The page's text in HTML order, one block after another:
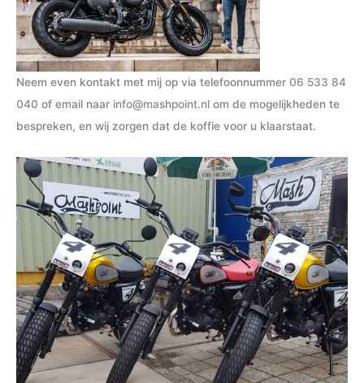
Neem even kontakt met mij op via telefoonnummer 06 533 84
040 of email naar info@mashpoint.nl om de mogelijkheden te
bespreken, en wij zorgen dat de koffie voor u klaarstaat.